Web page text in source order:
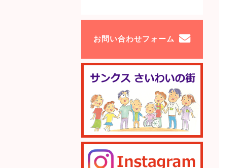
お問い合わせフォーム